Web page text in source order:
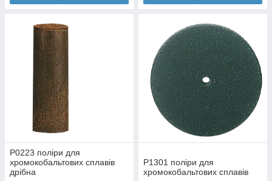
P0223 поліри для
хромокобальтових сплавів
дрібна
P1301 поліри для
хромокобальтових сплавів